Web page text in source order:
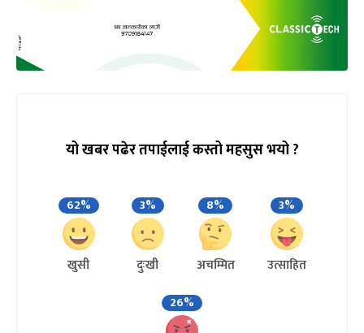
यो खबर पढेर तपाईलाई कस्तो महसुस भयो ?
62%
खुसी
3%
दुःखी
8%
अचम्मित
3%
उत्साहित
26%